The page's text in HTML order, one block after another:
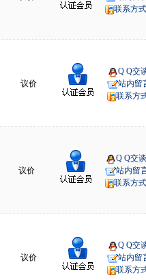
联系方式
议价
Q Q交
站内留
联系方
议价
Q Q交谈
站内留
联系方式
议价
Q Q交
站内留
联系方